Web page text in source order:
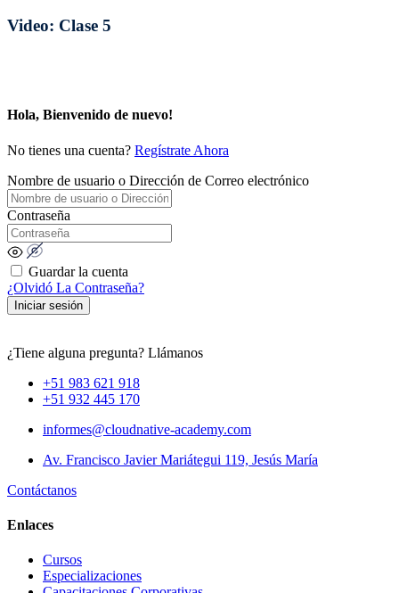
Video: Clase 5
Hola, Bienvenido de nuevo!
No tienes una cuenta? Regístrate Ahora
Nombre de usuario o Dirección de Correo electrónico
Contraseña
Guardar la cuenta
¿Olvidó La Contraseña?
Iniciar sesión
¿Tiene alguna pregunta? Llámanos
+51 983 621 918
+51 932 445 170
informes@cloudnative-academy.com
Av. Francisco Javier Mariátegui 119, Jesús María
Contáctanos
Enlaces
Cursos
Especializaciones